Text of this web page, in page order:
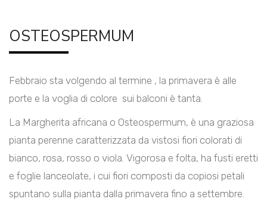
OSTEOSPERMUM
Febbraio sta volgendo al termine , la primavera è alle
porte e la voglia di colore sui balconi è tanta.
La Margherita africana o Osteospermum, è una graziosa
pianta perenne caratterizzata da vistosi fiori colorati di
bianco, rosa, rosso o viola. Vigorosa e folta, ha fusti eretti
e foglie lanceolate, i cui fiori composti da copiosi petali
spuntano sulla pianta dalla primavera fino a settembre.